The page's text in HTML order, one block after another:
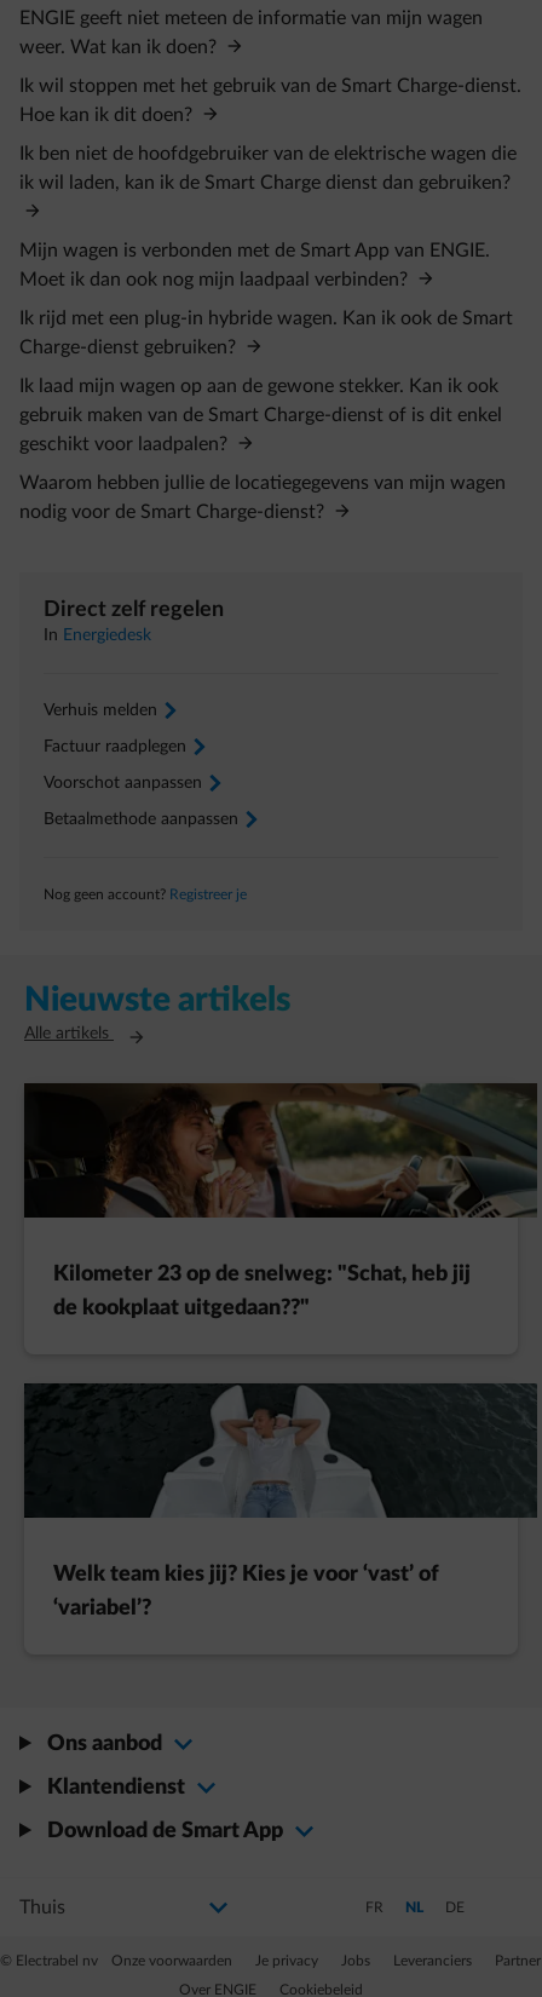
ENGIE geeft niet meteen de informatie van mijn wagen
weer. Wat kan ik doen?
Ik wil stoppen met het gebruik van de Smart Charge-dienst.
Hoe kan ik dit doen?
Ik ben niet de hoofdgebruiker van de elektrische wagen die
ik wil laden, kan ik de Smart Charge dienst dan gebruiken?
Mijn wagen is verbonden met de Smart App van ENGIE.
Moet ik dan ook nog mijn laadpaal verbinden?
Ik rijd met een plug-in hybride wagen. Kan ik ook de Smart
Charge-dienst gebruiken?
Ik laad mijn wagen op aan de gewone stekker. Kan ik ook
gebruik maken van de Smart Charge-dienst of is dit enkel
geschikt voor laadpalen?
Waarom hebben jullie de locatiegegevens van mijn wagen
nodig voor de Smart Charge-dienst?
Direct zelf regelen
In Energiedesk
Verhuis melden arrow-right
Factuur raadplegen arrow-right
Voorschot aanpassen arrow-right
Betaalmethode aanpassen arrow-right
Nog geen account? Registreer je
Nieuwste artikels
Alle artikels Opent in een nieuw tabblad
Kilometer 23 op de snelweg: "Schat, heb jij
de kookplaat uitgedaan??"
Welk team kies jij? Kies je voor ‘vast’ of
‘variabel’?
Ons aanbod
Klantendienst
Download de Smart App
Selecteer uw profiel
Als u de selectie wijzigt, gaat u naar een nieuwe pagina
© Electrabel nv Onze voorwaarden Je privacy Jobs Leveranciers
Partner
Over ENGIE
Cookiebeleid
Schakel over naar Frans
FR Schakel over naar
NL Schakel over
DE